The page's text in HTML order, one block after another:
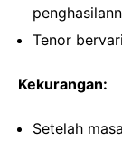
Tenor
Kekurangan:
Setelah